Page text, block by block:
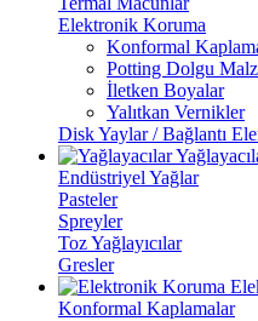
Elektronik Koruma
Konformal
Potting Dolgu
İletken Boyalar
Yalıtkan Vernikler
Disk Yaylar / Bağlantı
Endüstriyel Yağlar
Pasteler
Spreyler
Toz Yağlayıcılar
Gresler
Konformal Kaplamalar